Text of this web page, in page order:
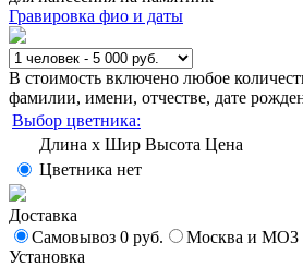
Гравировка фио и даты
В стоимость включено любое
фамилии, имени, отчестве, дате
Выбор цветника:
Длина x Шир Высота Цена
Цветника нет
Доставка
Самовывоз 0 руб. Москва и МО3
Установка